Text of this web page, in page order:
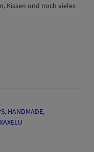
Kissen und noch vieles
, HANDMADE,
XAXELU